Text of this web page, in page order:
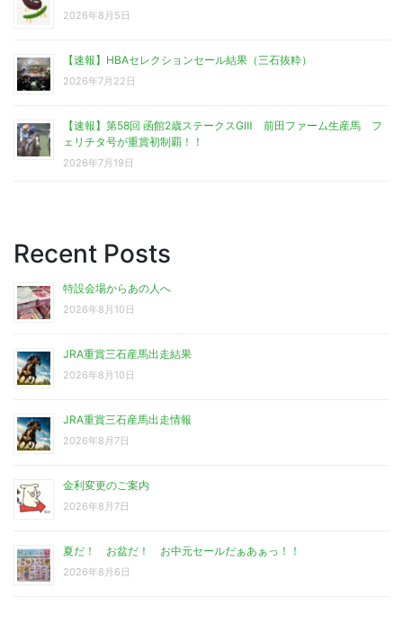
2026年8月5日
【速報】HBAセレクションセール結果（三石抜粋）
2026年7月22日
【速報】第58回 函館2歳ステークスGⅢ 前田ファーム生産馬 フ
ェリチタ号が重賞初制覇！！
2026年7月19日
Recent Posts
特設会場からあの人へ
2026年8月10日
JRA重賞三石産馬出走結果
2026年8月10日
JRA重賞三石産馬出走情報
2026年8月7日
金利変更のご案内
2026年8月7日
夏だ！ お盆だ！ お中元セールだぁあぁっ！！
2026年8月6日